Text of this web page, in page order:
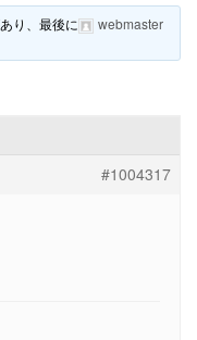
り、最後に
webmaster
#1004317